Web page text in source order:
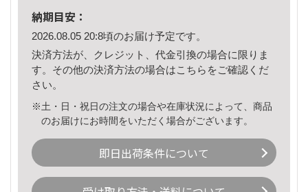
納期目安：
2026.08.05 20:8頃のお届け予定です。
決済方法が、クレジット、代金引換の場合に限りま
す。その他の決済方法の場合はこちら をご確認くだ
さい。
※土・日・祝日の注文の場合や在庫状況によって、商品
のお届けにお時間をいただく場合がございます。
即日出荷条件について